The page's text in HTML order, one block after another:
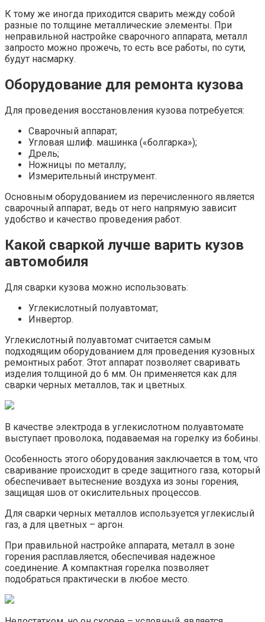
К тому же иногда приходится сварить между собой
разные по толщине металлические элементы. При
неправильной настройке сварочного аппарата, металл
запросто можно прожечь, то есть все работы, по сути,
будут насмарку.
Оборудование для ремонта кузова
Для проведения восстановления кузова потребуется:
Сварочный аппарат;
Угловая шлиф. машинка («болгарка»);
Дрель;
Ножницы по металлу;
Измерительный инструмент.
Основным оборудованием из перечисленного является
сварочный аппарат, ведь от него напрямую зависит
удобство и качество проведения работ.
Какой сваркой лучше варить кузов
автомобиля
Для сварки кузова можно использовать:
Углекислотный полуавтомат;
Инвертор.
Углекислотный полуавтомат считается самым
подходящим оборудованием для проведения кузовных
ремонтных работ. Этот аппарат позволяет сваривать
изделия толщиной до 6 мм. Он применяется как для
сварки черных металлов, так и цветных.
В качестве электрода в углекислотном полуавтомате
выступает проволока, подаваемая на горелку из бобины.
Особенность этого оборудования заключается в том, что
сваривание происходит в среде защитного газа, который
обеспечивает вытеснение воздуха из зоны горения,
защищая шов от окислительных процессов.
Для сварки черных металлов используется углекислый
газ, а для цветных – аргон.
При правильной настройке аппарата, металл в зоне
горения расплавляется, обеспечивая надежное
соединение. А компактная горелка позволяет
подобраться практически в любое место.